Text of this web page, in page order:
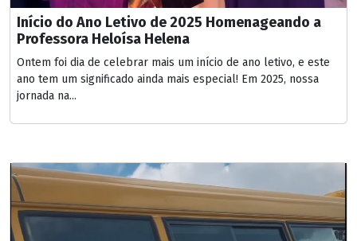
Início do Ano Letivo de 2025 Homenageando a
Professora Heloísa Helena
Ontem foi dia de celebrar mais um início de ano letivo, e este
ano tem um significado ainda mais especial! Em 2025, nossa
jornada na...